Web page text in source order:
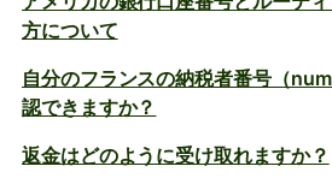
方について
自分のフランスの納税者番号（
認できますか？
返金はどのように受け取れますか？